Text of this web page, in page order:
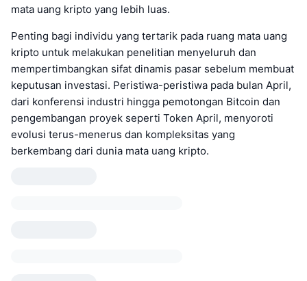
mata uang kripto yang lebih luas.
Penting bagi individu yang tertarik pada ruang mata uang
kripto untuk melakukan penelitian menyeluruh dan
mempertimbangkan sifat dinamis pasar sebelum membuat
keputusan investasi. Peristiwa-peristiwa pada bulan April,
dari konferensi industri hingga pemotongan Bitcoin dan
pengembangan proyek seperti Token April, menyoroti
evolusi terus-menerus dan kompleksitas yang
berkembang dari dunia mata uang kripto.